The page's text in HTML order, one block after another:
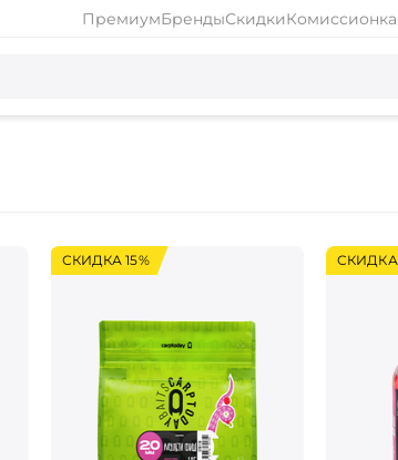
ПремиумБрендыСкидкиКомиссионка
СКИДКА 15% СКИДКА